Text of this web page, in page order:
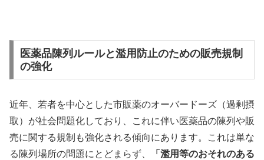
医薬品陳列ルールと濫用防止のための販売規制
の強化
近年、若者を中心とした市販薬のオーバードーズ（過剰摂
取）が社会問題化しており、これに伴い医薬品の陳列や販
売に関する規制も強化される傾向にあります。これは単な
る陳列場所の問題にとどまらず、
「濫用等のおそれのある